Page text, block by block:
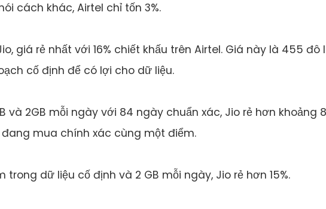
cách khác, Airtel chỉ tốn 3%.
giá rẻ nhất với 16% chiết khấu trên Airtel. Giá này là 455 đô
cố định để có lợi cho dữ liệu.
và 2GB mỗi ngày với 84 ngày chuẩn xác, Jio rẻ hơn khoảng
đang mua chính xác cùng một điểm.
trong dữ liệu cố định và 2 GB mỗi ngày, Jio rẻ hơn 15%.